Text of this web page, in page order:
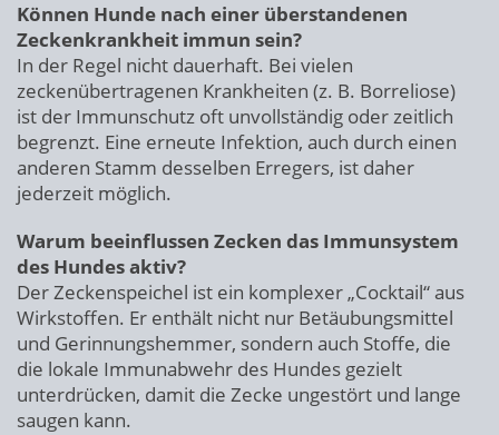
Können Hunde nach einer überstandenen
Zeckenkrankheit immun sein?
In der Regel nicht dauerhaft. Bei vielen
zeckenübertragenen Krankheiten (z. B. Borreliose)
ist der Immunschutz oft unvollständig oder zeitlich
begrenzt. Eine erneute Infektion, auch durch einen
anderen Stamm desselben Erregers, ist daher
jederzeit möglich.
Warum beeinflussen Zecken das Immunsystem
des Hundes aktiv?
Der Zeckenspeichel ist ein komplexer „Cocktail“ aus
Wirkstoffen. Er enthält nicht nur Betäubungsmittel
und Gerinnungshemmer, sondern auch Stoffe, die
die lokale Immunabwehr des Hundes gezielt
unterdrücken, damit die Zecke ungestört und lange
saugen kann.